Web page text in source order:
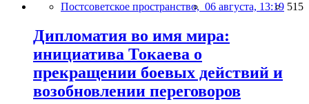
Постсоветское пространство, 06 августа, 13:19 515
Дипломатия во имя мира:
инициатива Токаева о
прекращении боевых действий и
возобновлении переговоров